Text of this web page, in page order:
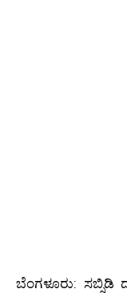
ಬೆಂಗಳೂರು: ಸಬ್ಸಿಡಿ